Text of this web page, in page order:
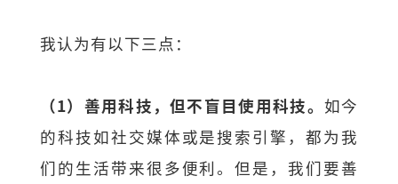
我认为有以下三点：
（1）善用科技，但不盲目使用科技。 如今
的科技如社交媒体或是搜索引擎，都为我
们的生活带来很多便利。但是，我们要善